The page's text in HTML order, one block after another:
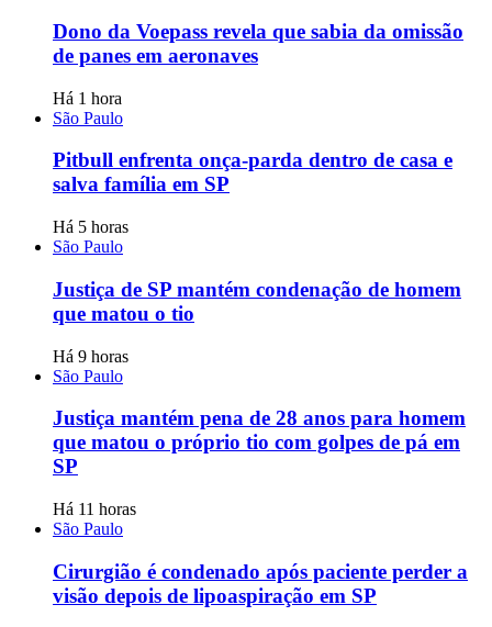
Dono da Voepass revela que sabia da omissão
de panes em aeronaves
Há 1 hora
São Paulo
Pitbull enfrenta onça-parda dentro de casa e
salva família em SP
Há 5 horas
São Paulo
Justiça de SP mantém condenação de homem
que matou o tio
Há 9 horas
São Paulo
Justiça mantém pena de 28 anos para homem
que matou o próprio tio com golpes de pá em
SP
Há 11 horas
São Paulo
Cirurgião é condenado após paciente perder a
visão depois de lipoaspiração em SP